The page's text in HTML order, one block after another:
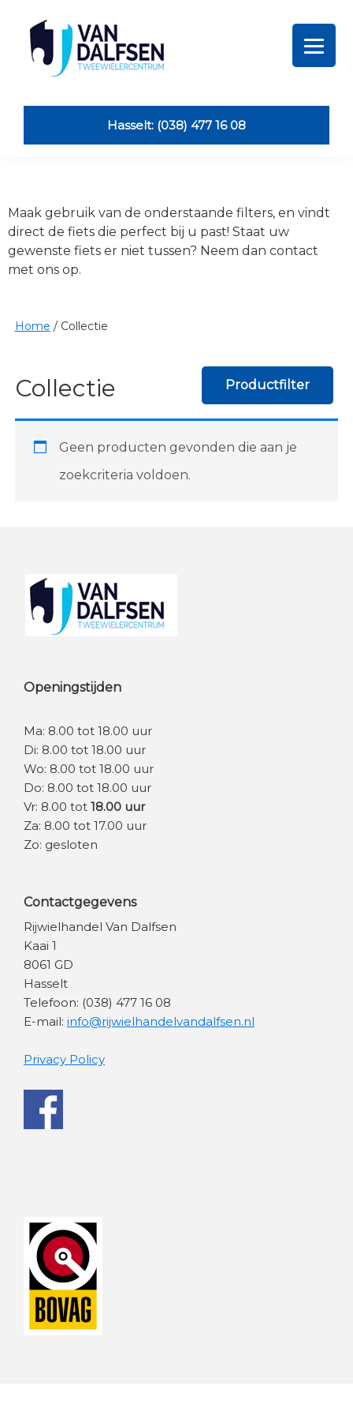
primary
navigation
primary
footer
Dalfsen
TweewielersHasselt: (038) 477 16 08
Maak gebruik van de onderstaande filters, en vindt
direct de fiets die perfect bij u past! Staat uw
gewenste fiets er niet tussen? Neem dan contact
met ons op.
Productfilter
Home / Collectie
Collectie
Geen producten gevonden die aan je
zoekcriteria voldoen.
Footer
Openingstijden
Ma: 8.00 tot 18.00 uur
Di: 8.00 tot 18.00 uur
Wo: 8.00 tot 18.00 uur
Do: 8.00 tot 18.00 uur
Vr: 8.00 tot 18.00 uur
Za: 8.00 tot 17.00 uur
Zo: gesloten
Contactgegevens
Rijwielhandel Van Dalfsen
Kaai 1
8061 GD
Hasselt
Telefoon: (038) 477 16 08
E-mail: info@rijwielhandelvandalfsen.nl
Privacy Policy